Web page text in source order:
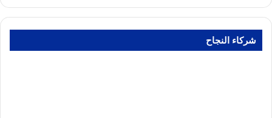
شركاء النجاح